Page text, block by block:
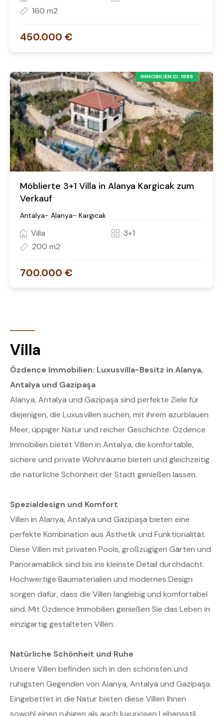
160 m2
450.000 €
IMMOBILIEN ID: 1889
Möblierte 3+1 Villa in Alanya Kargicak zum
Verkauf
Antalya- Alanya- Kargıcak
Villa
3+1
200 m2
700.000 €
Villa
Özdence Immobilien: Luxusvilla-Besitz in Alanya,
Antalya und Gazipaşa
Alanya, Antalya und Gazipaşa sind perfekte Ziele für
diejenigen, die Luxusvillen suchen, mit ihrem azurblauen
Meer, üppiger Natur und reicher Geschichte. Özdence
Immobilien bietet Villen in Antalya, die komfortable,
sichere und private Wohnräume bieten und gleichzeitig
die natürliche Schönheit der Stadt genießen lassen.
Spezialdesign und Komfort
Villen in Alanya, Antalya und Gazipaşa bieten eine
perfekte Kombination aus Ästhetik und Funktionalität.
Diese Villen mit privaten Pools, großzügigen Gärten und
Panoramablick sind bis ins kleinste Detail durchdacht.
Hochwertige Baumaterialien und modernes Design
sorgen dafür, dass die Villen langlebig und komfortabel
sind. Mit Özdence Immobilien genießen Sie das Leben in
einzigartig gestalteten Villen.
Natürliche Schönheit und Ruhe
Unsere Villen befinden sich in den schönsten und
ruhigsten Gegenden von Alanya, Antalya und Gazipaşa.
Eingebettet in die Natur bieten diese Villen Ihnen